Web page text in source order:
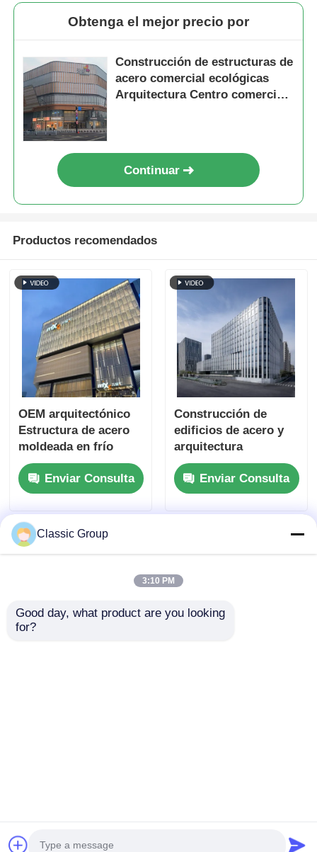
Obtenga el mejor precio por
Construcción de estructuras de
acero comercial ecológicas
Arquitectura Centro comercial
Continuar
Productos recomendados
OEM arquitectónico
Estructura de acero
moldeada en frío
Edificio de centro
comercialEnviar Consulta
Construcción de
edificios de acero y
arquitectura
comercial
Enviar Consulta
China.Copyright © 2026 Classic Heavy Industry
Classic Group
3:10 PM
Good day, what product are you looking
for?